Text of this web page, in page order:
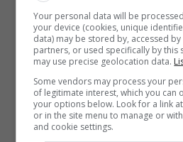
Poi ha ribadito: “E’
rimontare, ma lo è stato
l’aspettavo. Siamo
non abbiamo finito
Your personal data will be
your device (cookies, unique
data) may be stored by, accessed
partners, or used specifically by this
may use precise geolocation data.
Some vendors may process your
of legitimate interest, which you can
your options below. Look for a link
or in the site menu to manage or
and cookie settings.